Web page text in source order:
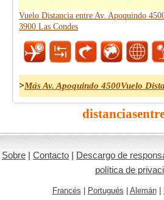
Vuelo Distancia entre Av. Apoquindo
3900 Las Condes
>Más Av. Apoquindo 4500Vuelo
Sobre | Contacto | Descargo de
política de
Francés Portugués Alemán|